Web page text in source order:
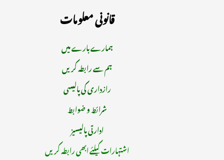
قانونی معلومات
ہمارے بارے میں
ہم سے رابطہ کریں
رازداری کی پالیسی
شرائط و ضوابط
ادارتی پالیسیز
اشتہارات کیلئے ابھی رابطہ کریں